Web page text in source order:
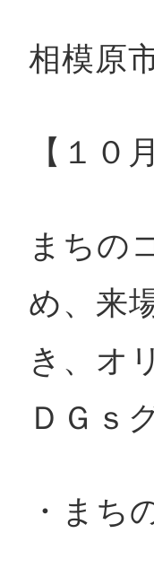
相模原
【１０
まちの
め、来
き、オ
ＤＧｓ
・まち